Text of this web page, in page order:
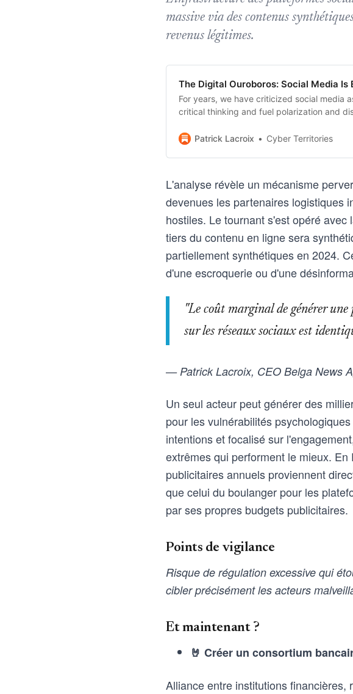
massive via des contenus
revenus légitimes.
The Digital Ouroboros: Social Media Is
For years, we have criticized social media
critical thinking and fuel polarization and
Patrick Lacroix Cyber Territories
L'analyse révèle un mécanisme
devenues les partenaires logistiques
hostiles. Le tournant s'est opéré
tiers du contenu en ligne sera
partiellement synthétiques en 2024.
d'une escroquerie ou d'une
"Le coût marginal de générer
sur les réseaux sociaux est
— Patrick Lacroix, CEO Belga News
Un seul acteur peut générer des
pour les vulnérabilités
intentions et focalisé sur
extrêmes qui performent le mieux.
publicitaires annuels proviennent
que celui du boulanger pour les
par ses propres budgets publicitaires.
Points de vigilance
Risque de régulation excessive qui
cibler précisément les acteurs
Et maintenant ?
🤘 Créer un consortium
Alliance entre institutions